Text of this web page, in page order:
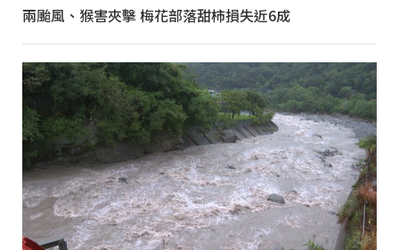
兩颱風、猴害夾擊 梅花部落甜柿損失近6成